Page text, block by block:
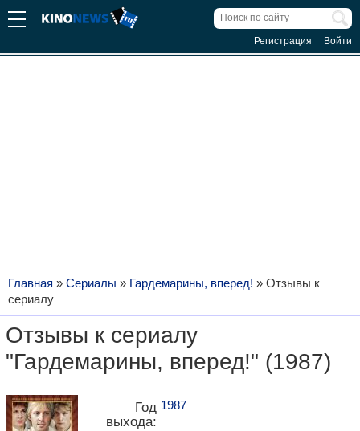
Регистрация Войти
Главная » Сериалы » Гардемарины, вперед! » Отзывы к
сериалу
Отзывы к сериалу
"Гардемарины, вперед!" (1987)
Год
выхода:
1987